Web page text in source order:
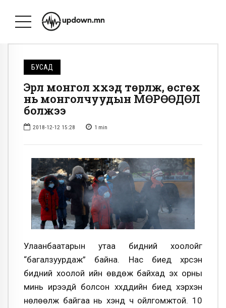
БУСАД
Эрүүл монгол хүүхэд төрүүлж, өсгөх
нь монголчуудын МӨРӨӨДӨЛ
болжээ
2018-12-12 15:28 1 min
Улаанбаатарын утаа бидний хоолойг
“багалзуурдаж” байна. Нас биед хүрсэн
бидний хоолой ийн өвдөж байхад эх орны
минь ирээдүй болсон хүүхдүүдийн биед хэрхэн
нөлөөлж байгаа нь хэнд ч ойлгомжтой. 10